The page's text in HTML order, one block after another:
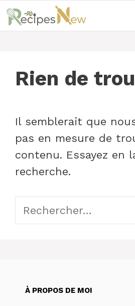
Aller
au
Rien de
Il semblerait que
pas en mesure de
contenu. Essayez en
recherche.
Rechercher :
À PROPOS DE MOI